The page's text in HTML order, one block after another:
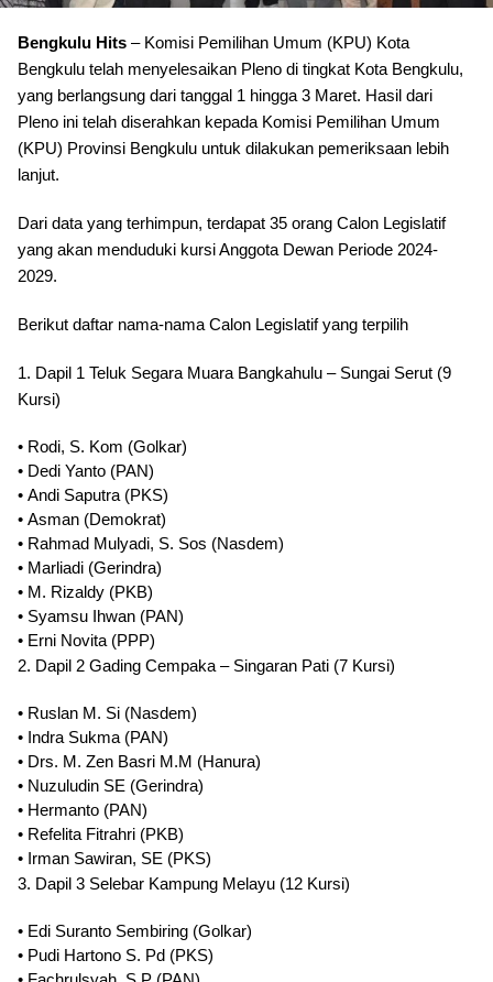
Bengkulu Hits – Komisi Pemilihan Umum (KPU) Kota
Bengkulu telah menyelesaikan Pleno di tingkat Kota Bengkulu,
yang berlangsung dari tanggal 1 hingga 3 Maret. Hasil dari
Pleno ini telah diserahkan kepada Komisi Pemilihan Umum
(KPU) Provinsi Bengkulu untuk dilakukan pemeriksaan lebih
lanjut.
Dari data yang terhimpun, terdapat 35 orang Calon Legislatif
yang akan menduduki kursi Anggota Dewan Periode 2024-
2029.
Berikut daftar nama-nama Calon Legislatif yang terpilih
1. Dapil 1 Teluk Segara Muara Bangkahulu – Sungai Serut (9
Kursi)
• Rodi, S. Kom (Golkar)
• Dedi Yanto (PAN)
• Andi Saputra (PKS)
• Asman (Demokrat)
• Rahmad Mulyadi, S. Sos (Nasdem)
• Marliadi (Gerindra)
• M. Rizaldy (PKB)
• Syamsu Ihwan (PAN)
• Erni Novita (PPP)
2. Dapil 2 Gading Cempaka – Singaran Pati (7 Kursi)
• Ruslan M. Si (Nasdem)
• Indra Sukma (PAN)
• Drs. M. Zen Basri M.M (Hanura)
• Nuzuludin SE (Gerindra)
• Hermanto (PAN)
• Refelita Fitrahri (PKB)
• Irman Sawiran, SE (PKS)
3. Dapil 3 Selebar Kampung Melayu (12 Kursi)
• Edi Suranto Sembiring (Golkar)
• Pudi Hartono S. Pd (PKS)